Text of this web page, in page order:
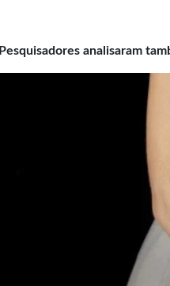
Pesquisadores analisaram